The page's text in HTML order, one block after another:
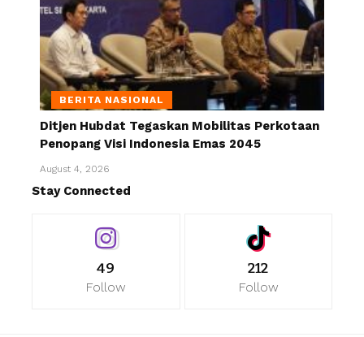
BERITA NASIONAL
Ditjen Hubdat Tegaskan Mobilitas Perkotaan
Penopang Visi Indonesia Emas 2045
August 4, 2026
Stay Connected
49
Follow
212
Follow